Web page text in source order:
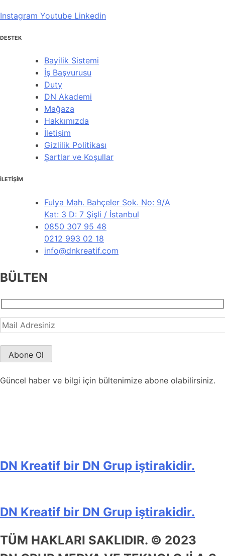
Instagram Youtube Linkedin
DESTEK
Bayilik Sistemi
İş Başvurusu
Duty
DN Akademi
Mağaza
Hakkımızda
İletişim
Gizlilik Politikası
Şartlar ve Koşullar
İLETİŞİM
Fulya Mah. Bahçeler Sok. No: 9/A
Kat: 3 D: 7 Şişli / İstanbul
0850 307 95 48
0212 993 02 18
info@dnkreatif.com
BÜLTEN
Güncel haber ve bilgi için bültenimize abone olabilirsiniz.
DN Kreatif bir DN Grup iştirakidir.
DN Kreatif bir DN Grup iştirakidir.
TÜM HAKLARI SAKLIDIR. © 2023